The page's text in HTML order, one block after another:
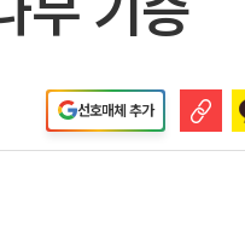
선호매체 추가